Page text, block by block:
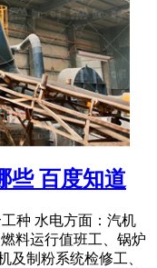
些 百度知道
种 水电方面：汽机
料运行值班工、锅炉
及制粉系统检修工、